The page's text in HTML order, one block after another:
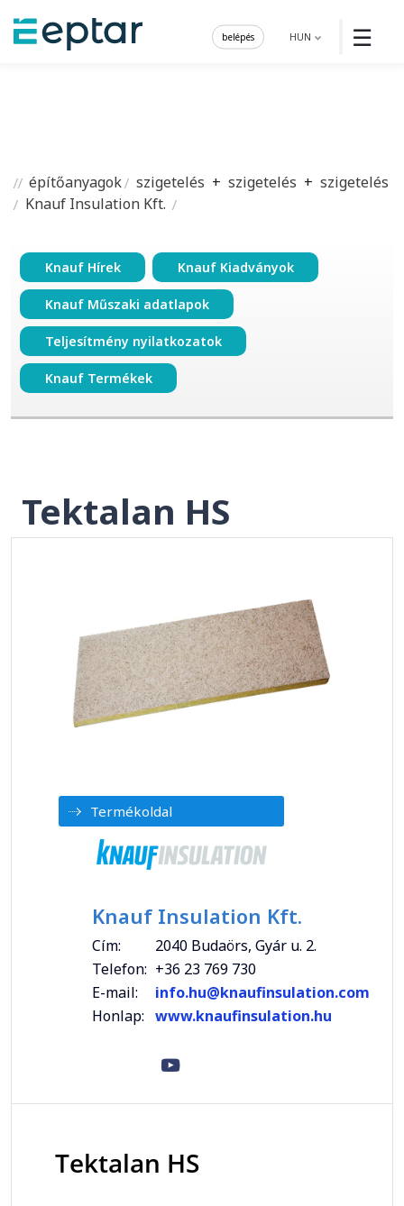
☰
HUN
belépés
építőanyagok szigetelés + szigetelés + szigetelés
Knauf Insulation Kft.
Knauf Hírek Knauf Kiadványok
Knauf Műszaki adatlapok
Teljesítmény nyilatkozatok
Knauf Termékek
Tektalan HS
Termékoldal
Knauf Insulation Kft.
Cím:
2040 Budaörs, Gyár u. 2.
Telefon: +36 23 769 730
E-mail:
info.hu@knaufinsulation.com
Honlap: www.knaufinsulation.hu
Tektalan HS